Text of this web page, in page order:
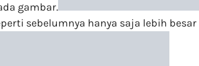
gambar.
sebelumnya hanya saja lebih